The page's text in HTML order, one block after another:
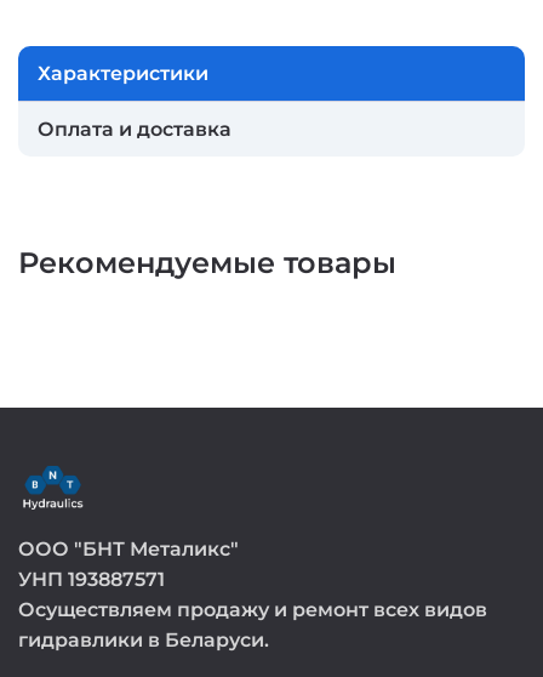
Характеристики
Оплата и доставка
Рекомендуемые товары
ООО "БНТ Металикс"
УНП 193887571
Осуществляем продажу и ремонт всех видов
гидравлики в Беларуси.